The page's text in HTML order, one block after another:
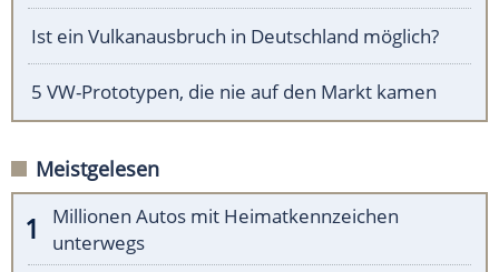
Ist ein Vulkanausbruch in Deutschland möglich?
5 VW-Prototypen, die nie auf den Markt kamen
Meistgelesen
Millionen Autos mit Heimatkennzeichen
unterwegs